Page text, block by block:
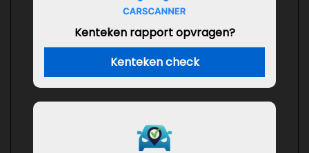
Kenteken rapport opvragen?
Kenteken check